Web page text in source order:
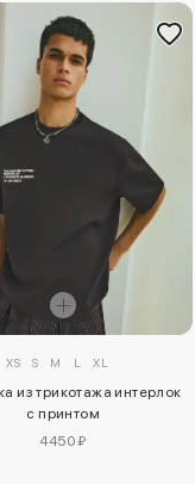
XS S M L XL
из трикотажа интерлок
с принтом
4450 ₽